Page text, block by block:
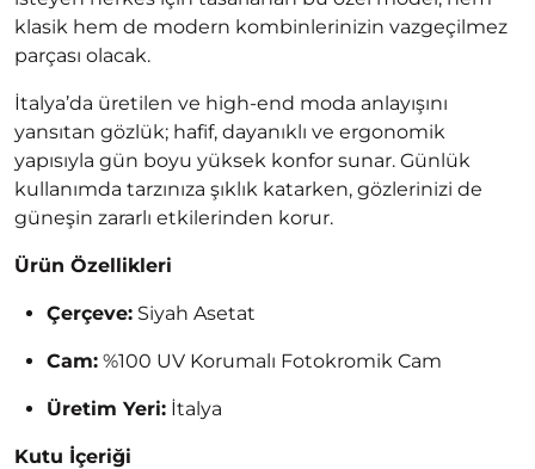
klasik hem de modern kombinlerinizin vazgeçilmez
parçası olacak.
İtalya’da üretilen ve high-end moda anlayışını
yansıtan gözlük; hafif, dayanıklı ve ergonomik
yapısıyla gün boyu yüksek konfor sunar. Günlük
kullanımda tarzınıza şıklık katarken, gözlerinizi de
güneşin zararlı etkilerinden korur.
Ürün Özellikleri
Çerçeve: Siyah Asetat
Cam: %100 UV Korumalı Fotokromik Cam
Üretim Yeri: İtalya
Kutu İçeriği